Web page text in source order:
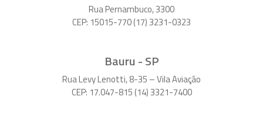
Rua Pernambuco, 3300
CEP: 15015-770 (17) 3231-0323
Bauru - SP
Rua Levy Lenotti, 8-35 – Vila Aviação
CEP: 17.047-815 (14) 3321-7400